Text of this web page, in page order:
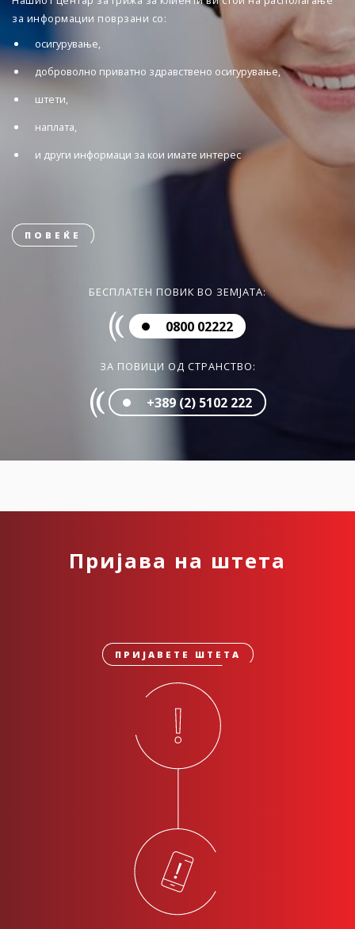
за информации поврзани со:
осигурување,
доброволно приватно здравствено осигурување,
штети,
наплата,
и други информаци за кои имате интерес
ПОВЕЌЕ
БЕСПЛАТЕН ПОВИК ВО ЗЕМЈАТА:
0800 02222
ЗА ПОВИЦИ ОД СТРАНСТВО:
+389 (2) 5102 222
Пријава на штета
ПРИЈАВЕТЕ ШТЕТА